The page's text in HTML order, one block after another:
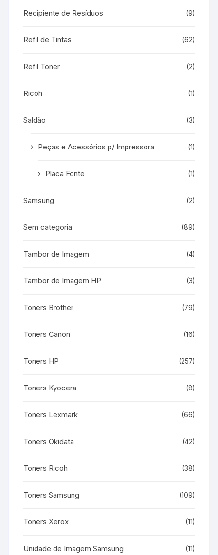
Recipiente de Resíduos (9)
Refil de Tintas (62)
Refil Toner (2)
Ricoh (1)
Saldão (3)
Peças e Acessórios p/ Impressora (1)
Placa Fonte (1)
Samsung (2)
Sem categoria (89)
Tambor de Imagem (4)
Tambor de Imagem HP (3)
Toners Brother (79)
Toners Canon (16)
Toners HP (257)
Toners Kyocera (8)
Toners Lexmark (66)
Toners Okidata (42)
Toners Ricoh (38)
Toners Samsung (109)
Toners Xerox (11)
Unidade de Imagem Samsung (11)